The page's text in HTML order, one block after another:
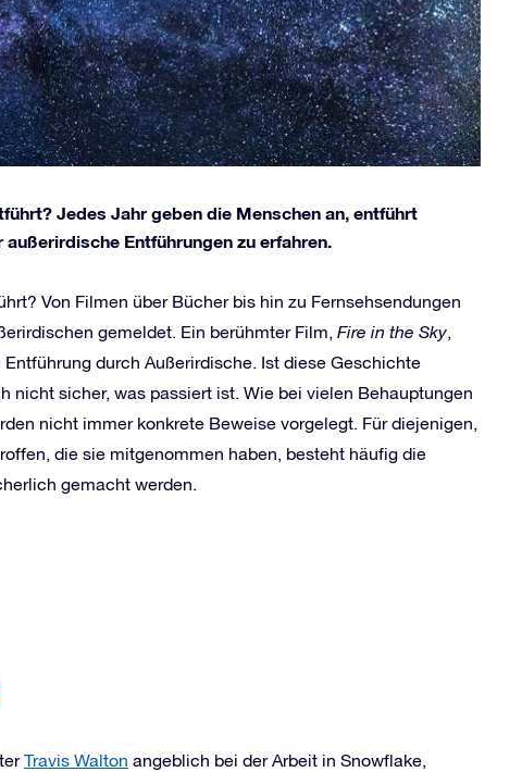
Jedes Jahr geben die Menschen an, entführt
Entführungen zu erfahren.
Von Filmen über Bücher bis hin zu Fernsehsendungen
gemeldet. Ein berühmter Film, Fire in the Sky,
durch Außerirdische. Ist diese Geschichte
nicht sicher, was passiert ist. Wie bei vielen Behauptungen
nicht immer konkrete Beweise vorgelegt. Für diejenigen,
die sie mitgenommen haben, besteht häufig die
gemacht werden.
Travis Walton angeblich bei der Arbeit in Snowflake,